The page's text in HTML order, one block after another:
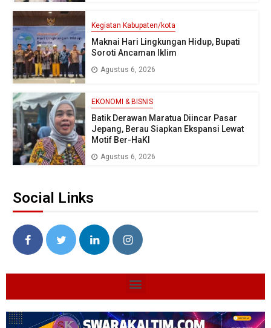
Kegiatan Kabupaten/kota
Maknai Hari Lingkungan Hidup, Bupati
Soroti Ancaman Iklim
Agustus 6, 2026
EKONOMI & BISNIS
Batik Derawan Maratua Diincar Pasar
Jepang, Berau Siapkan Ekspansi Lewat
Motif Ber-HaKI
Agustus 6, 2026
Social Links